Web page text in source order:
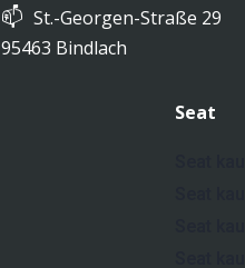
📫 St.-Georgen-Straße 29
95463 Bindlach
Seat